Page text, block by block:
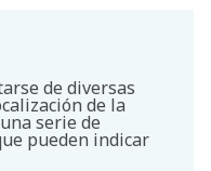
de diversas
de la
serie de
pueden indicar